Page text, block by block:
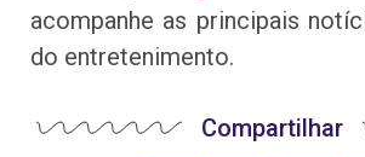
acompanhe as principais
do entretenimento.
Compartilhar